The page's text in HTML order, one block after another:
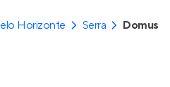
Horizonte Serra Domus